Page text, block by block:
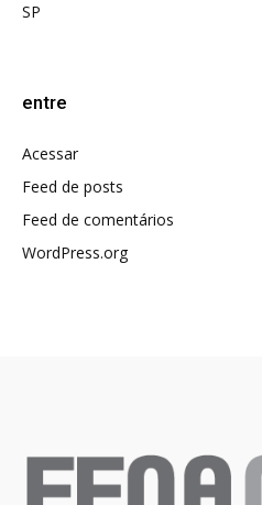
SP
entre
Acessar
Feed de posts
Feed de comentários
WordPress.org